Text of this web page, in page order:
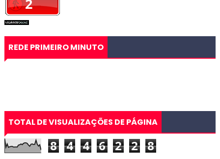
REDE PRIMEIRO MINUTO
TOTAL DE VISUALIZAÇÕES DE PÁGINA
8 4 4 6 2 2 8